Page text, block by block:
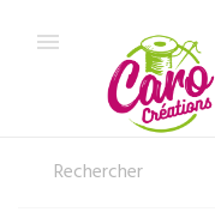
